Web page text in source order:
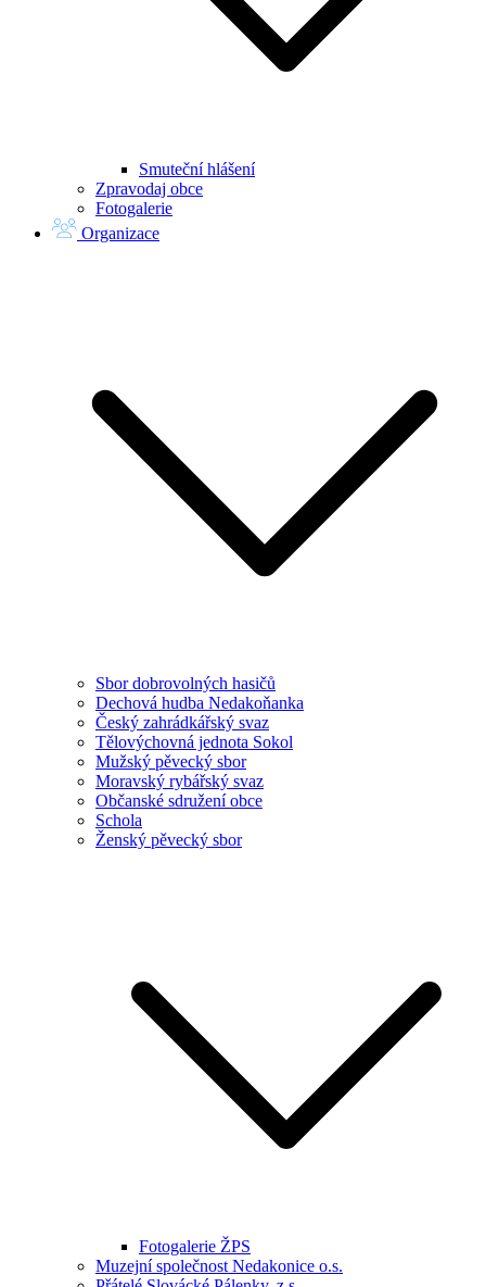
Smuteční hlášení
Zpravodaj obce
Fotogalerie
Organizace
Sbor dobrovolných hasičů
Dechová hudba Nedakoňanka
Český zahrádkářský svaz
Tělovýchovná jednota Sokol
Mužský pěvecký sbor
Moravský rybářský svaz
Občanské sdružení obce
Schola
Ženský pěvecký sbor
Fotogalerie ŽPS
Muzejní společnost Nedakonice o.s.